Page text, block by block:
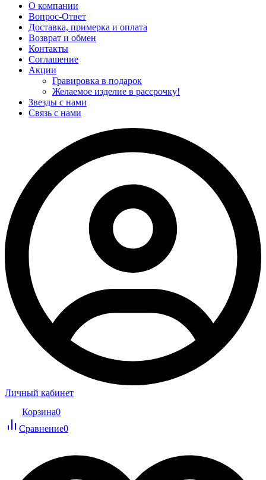
О компании
Вопрос-Ответ
Доставка, примерка и оплата
Возврат и обмен
Контакты
Соглашение
Акции
Гравировка в подарок
Желаемое изделие в рассрочку!
Звезды с нами
Связь с нами
Личный кабинет
Корзина0
Сравнение0